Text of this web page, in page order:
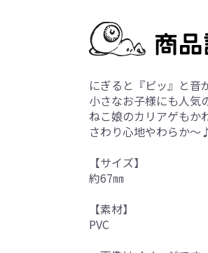
にぎると『ピッ』と音
小さなお子様にも人気
ねこ娘のカリアゲもか
さわり心地やわらか～
【サイズ】
約67㎜
【素材】
PVC